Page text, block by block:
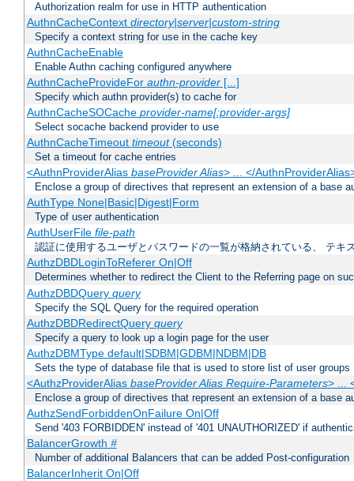
Authorization realm for use in HTTP authentication
AuthnCacheContext directory|server|custom-string
Specify a context string for use in the cache key
AuthnCacheEnable
Enable Authn caching configured anywhere
AuthnCacheProvideFor authn-provider[...]
Specify which authn provider(s) to cache for
AuthnCacheSOCache provider-name[:provider-args]
Select socache backend provider to use
AuthnCacheTimeout timeout(seconds)
Set a timeout for cache entries
<AuthnProviderAlias baseProvider Alias> ... </
Enclose a group of directives that represent an extension of a base
AuthType None|Basic|Digest|Form
Type of user authentication
AuthUserFile file-path
認証に使用するユーザとパスワードの一覧が格納されている、 テキ
AuthzDBDLoginToReferer On|Off
Determines whether to redirect the Client to the Referring page on
AuthzDBDQuery query
Specify the SQL Query for the required operation
AuthzDBDRedirectQuery query
Specify a query to look up a login page for the user
AuthzDBMType default|SDBM|GDBM|NDBM|DB
Sets the type of database file that is used to store list of user groups
<AuthzProviderAlias baseProvider Alias Require-Parameters> ...
Enclose a group of directives that represent an extension of a base
AuthzSendForbiddenOnFailure On|Off
Send '403 FORBIDDEN' instead of '401 UNAUTHORIZED' if
BalancerGrowth #
Number of additional Balancers that can be added Post-configuration
BalancerInherit On|Off